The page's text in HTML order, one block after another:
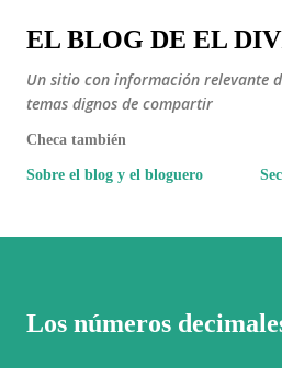
Ir al contenido
EL BLOG DE EL
Un sitio con información relevante
temas dignos de compartir
Checa también
Sobre el blog y el bloguero
Los números